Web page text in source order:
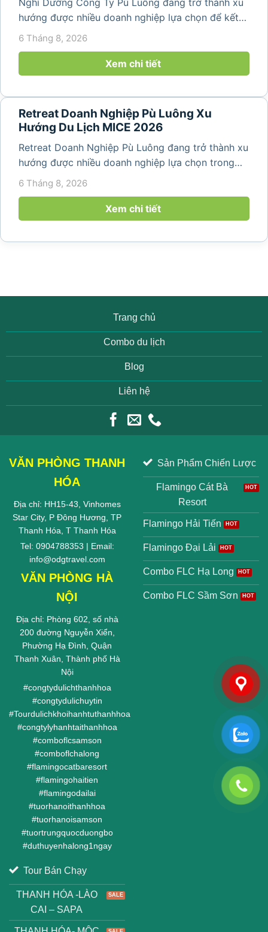
Nghỉ Dưỡng Công Ty Pù Luông đang trở thành xu
hướng được nhiều doanh nghiệp lựa chọn để kết
hợp giữa nghỉ ngơi, tái tạo năng lượng và xây
lịch đơn thuần, nhiều công ty...
6 Tháng 8, 2026
Xem chi tiết
Retreat Doanh Nghiệp Pù Luông Xu
Hướng Du Lịch MICE 2026
Retreat Doanh Nghiệp Pù Luông đang trở thành xu
hướng được nhiều doanh nghiệp lựa chọn trong
năm 2026 khi nhu cầu kết hợp nghỉ dưỡng, hội
họp và gắn kết đội ngũ ngày càng tăng. Không chỉ
mang đến khoảng thời gian thư giãn...
6 Tháng 8, 2026
Xem chi tiết
Trang chủ
Combo du lịch
Blog
Liên hệ
VĂN PHÒNG THANH
HÓA
Địa chỉ: HH15-43, Vinhomes
Star City, P Đông Hương, TP
Thanh Hóa, T Thanh Hóa
Tel: 0904788353 | Email:
info@odgtravel.com
VĂN PHÒNG HÀ
NỘI
Địa chỉ: Phòng 602, số nhà
200 đường Nguyễn Xiển,
Phường Hạ Đình, Quận
Thanh Xuân, Thành phố Hà
Nội
#congtydulichthanhhoa
#congtydulichuytin
#Tourdulichkhoihanhtuthanhhoa
#congtylyhanhtaithanhhoa
#comboflcsamson
#comboflchalong
#flamingocatbaresort
#flamingohaitien
#flamingodailai
#tuorhanoithanhhoa
#tuorhanoisamson
#tuortrungquocduongbo
#duthuyenhalong1ngay
Sản Phẩm Chiến Lược
Flamingo Cát Bà
Resort
Flamingo Hải Tiến
Flamingo Đại Lải
Combo FLC Hạ Long
Combo FLC Sầm Sơn
Tour Bán Chạy
THANH HÓA -LÀO
CAI – SAPA